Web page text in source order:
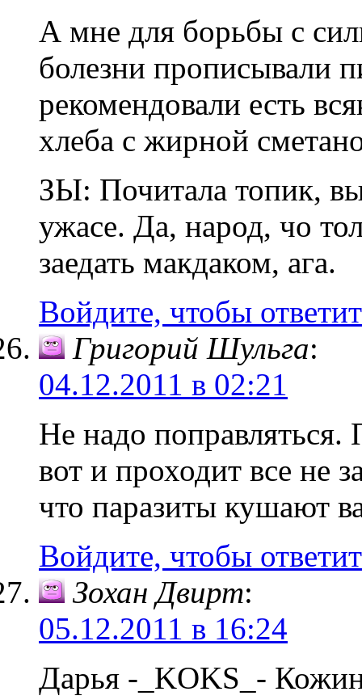
А мне для борьбы с
болезни прописывали
рекомендовали есть
хлеба с жирной
ЗЫ: Почитала топик,
ужасе. Да, народ, чо
заедать макдаком, ага.
Войдите, чтобы
Григорий Шульга:
04.12.2011 в 02:21
Не надо поправляться.
вот и проходит все не
что паразиты кушают
Войдите, чтобы
Зохан Двирт:
05.12.2011 в 16:24
Дарья -_KOKS_-